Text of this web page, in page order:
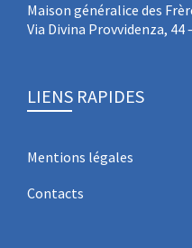
Maison généralice des
Via Divina Provvidenza,
LIENS RAPIDES
Mentions légales
Contacts